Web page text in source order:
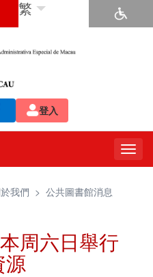
繁
登入
我們 > 公共圖書館消息
周六日舉行
源